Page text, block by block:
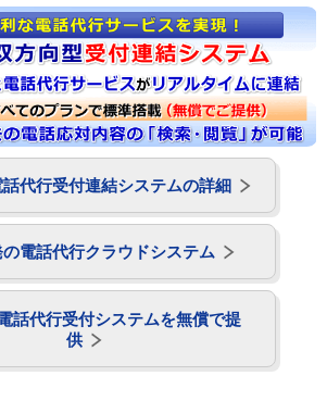
代行受付連結システムの詳細
の電話代行クラウドシステム
話代行受付システムを無償で提
供